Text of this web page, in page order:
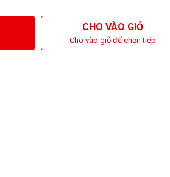
CHO VÀO GIỎ
Cho vào giỏ để chọn tiếp